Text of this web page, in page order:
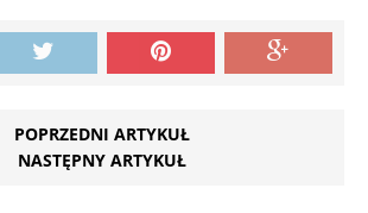
POPRZEDNI ARTYKUŁ
NASTĘPNY ARTYKUŁ